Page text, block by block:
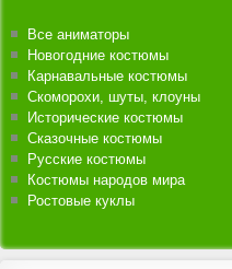
Все аниматоры
Новогодние костюмы
Карнавальные костюмы
Скоморохи, шуты, клоуны
Исторические костюмы
Сказочные костюмы
Русские костюмы
Костюмы народов мира
Ростовые куклы